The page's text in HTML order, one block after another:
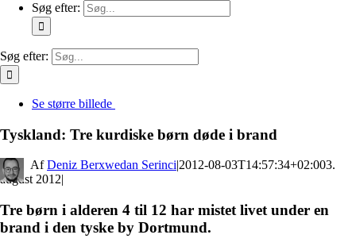
Søg efter:
Søg efter:
Se større billede
Tyskland: Tre kurdiske børn døde i brand
By Deniz Berxwedan Serinci|2012-08-03T14:57:34+02:003.
august 2012|
Tre børn i alderen 4 til 12 har mistet livet under en
brand i den tyske by Dortmund.